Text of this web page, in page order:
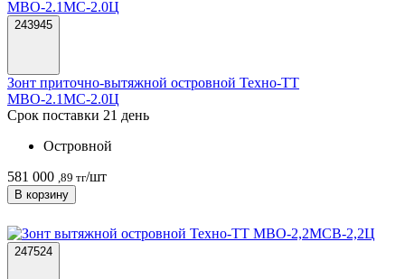
243945
Зонт приточно-вытяжной островной Техно-ТТ
МВО-2.1МС-2.0Ц
Срок поставки 21 день
Островной
581 000 ,89 тг/шт
В корзину
247524